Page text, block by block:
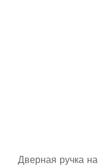
Дверная ручка на